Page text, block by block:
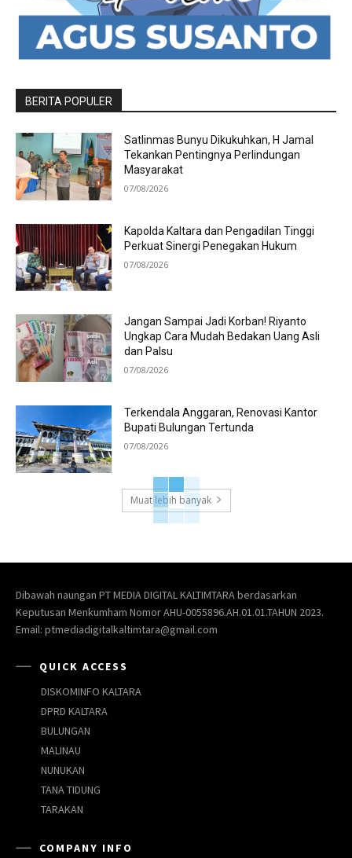
BERITA POPULER
Satlinmas Bunyu Dikukuhkan, H Jamal
Tekankan Pentingnya Perlindungan
Masyarakat
07/08/2026
Kapolda Kaltara dan Pengadilan Tinggi
Perkuat Sinergi Penegakan Hukum
07/08/2026
Jangan Sampai Jadi Korban! Riyanto
Ungkap Cara Mudah Bedakan Uang Asli
dan Palsu
07/08/2026
Terkendala Anggaran, Renovasi Kantor
Bupati Bulungan Tertunda
07/08/2026
Muat lebih banyak
Dibawah naungan PT MEDIA DIGITAL KALTIMTARA berdasarkan
Keputusan Menkumham Nomor AHU-0055896.AH.01.01.TAHUN 2023.
Email: ptmediadigitalkaltimtara@gmail.com
QUICK ACCESS
DISKOMINFO KALTARA
DPRD KALTARA
BULUNGAN
MALINAU
NUNUKAN
TANA TIDUNG
TARAKAN
COMPANY INFO